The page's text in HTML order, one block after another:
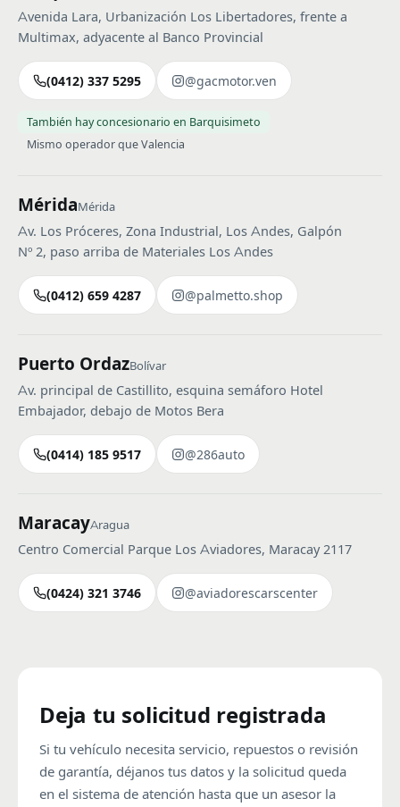
Avenida Lara, Urbanización Los Libertadores, frente a
Multimax, adyacente al Banco Provincial
(0412) 337 5295 @gacmotor.ven
También hay concesionario en Barquisimeto
Mismo operador que Valencia
MéridaMérida
Av. Los Próceres, Zona Industrial, Los Andes, Galpón
Nº 2, paso arriba de Materiales Los Andes
(0412) 659 4287 @palmetto.shop
Puerto OrdazBolívar
Av. principal de Castillito, esquina semáforo Hotel
Embajador, debajo de Motos Bera
(0414) 185 9517 @286auto
MaracayAragua
Centro Comercial Parque Los Aviadores, Maracay 2117
(0424) 321 3746 @aviadorescarscenter
Deja tu solicitud registrada
Si tu vehículo necesita servicio, repuestos o revisión
de garantía, déjanos tus datos y la solicitud queda
en el sistema de atención hasta que un asesor la